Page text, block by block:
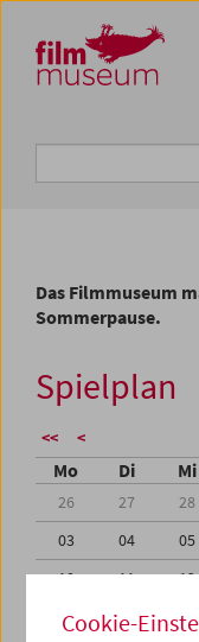
Zum Inhalt
Zum Hauptmenü
Zur Servicenavigation
Zum Suche
Das Filmmuseum
Sommerpause.
Spielplan
<< <
Mo Di Mi
26 27 28
03
04 05
10
11 12
17
18 19
Cookie-